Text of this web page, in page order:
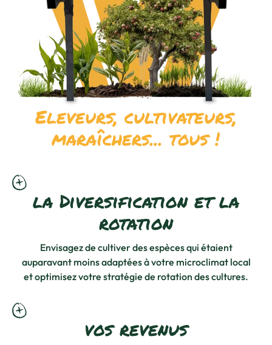
Eleveurs, cultivateurs,
maraîchers... tous !
la Diversification et la
rotation
Envisagez de cultiver des espèces qui étaient
auparavant moins adaptées à votre microclimat local
et optimisez votre stratégie de rotation des cultures.
vos revenus